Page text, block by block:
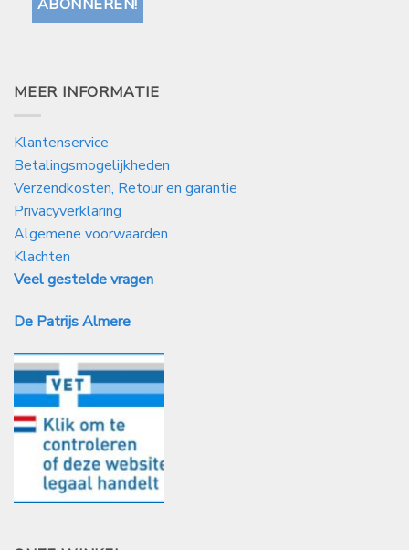
MEER INFORMATIE
Klantenservice
Betalingsmogelijkheden
Verzendkosten, Retour en garantie
Privacyverklaring
Algemene voorwaarden
Klachten
Veel gestelde vragen
De Patrijs Almere